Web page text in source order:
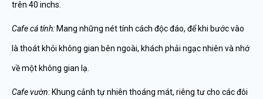
trên 40 inchs.
Cafe cá tính: Mang những nét tính cách độc đáo, để khi bước vào
là thoát khỏi không gian bên ngoài, khách phải ngạc nhiên và nhớ
về một không gian lạ.
Cafe vườn: Khung cảnh tự nhiên thoáng mát, riêng tư cho các đôi